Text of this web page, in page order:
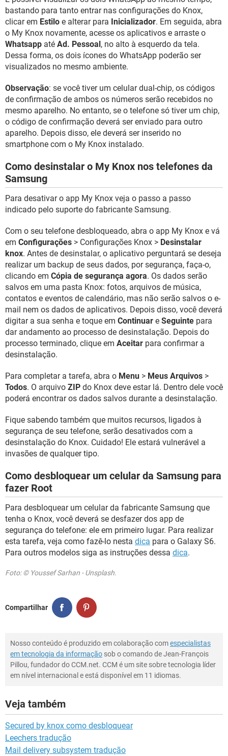
bastando para tanto entrar nas configurações do Knox,
clicar em Estilo e alterar para Inicializador. Em seguida, abra
o My Knox novamente, acesse os aplicativos e arraste o
Whatsapp até Ad. Pessoal , no alto à esquerdo da tela.
Dessa forma, os dois ícones do WhatsApp poderão ser
visualizados no mesmo ambiente.
Observação: se você tiver um celular dual-chip, os códigos
de confirmação de ambos os números serão recebidos no
mesmo aparelho. No entanto, se o telefone só tiver um chip,
o código de confirmação deverá ser enviado para outro
aparelho. Depois disso, ele deverá ser inserido no
smartphone com o My Knox instalado.
Como desinstalar o My Knox nos telefones da
Samsung
Para desativar o app My Knox veja o passo a passo
indicado pelo suporte do fabricante Samsung.
Com o seu telefone desbloqueado, abra o app My Knox e vá
em Configurações > Configurações Knox > Desinstalar
knox. Antes de desinstalar, o aplicativo perguntará se deseja
realizar um backup de seus dados, por segurança, faça-o,
clicando em Cópia de segurança agora. Os dados serão
salvos em uma pasta Knox: fotos, arquivos de música,
contatos e eventos de calendário, mas não serão salvos o e-
mail nem os dados de aplicativos. Depois disso, você deverá
digitar a sua senha e toque em Continuar e Seguinte para
dar andamento ao processo de desinstalação. Depois do
processo terminado, clique em Aceitar para confirmar a
desinstalação.
Para completar a tarefa, abra o Menu > Meus Arquivos >
Todos. O arquivo ZIP do Knox deve estar lá. Dentro dele você
poderá encontrar os dados salvos durante a desinstalação.
Fique sabendo também que muitos recursos, ligados à
segurança de seu telefone, serão desativados com a
desinstalação do Knox. Cuidado! Ele estará vulnerável a
invasões de qualquer tipo.
Como desbloquear um celular da Samsung para
fazer Root
Para desbloquear um celular da fabricante Samsung que
tenha o Knox, você deverá se desfazer dos app de
segurança do telefone: ele em primeiro lugar. Para realizar
esta tarefa, veja como fazê-lo nesta dica para o Galaxy S6.
Para outros modelos siga as instruções dessa dica.
Foto: © Youssef Sarhan - Unsplash.
Compartilhar
Nosso conteúdo é produzido em colaboração comespecialistas
em tecnologia da informação sob o comando de Jean-François
Pillou, fundador do CCM.net. CCM é um site sobre tecnologia líder
em nível internacional e está disponível em 11 idiomas.
Veja também
Secured by knox como desbloquear
Leechers tradução
Mail delivery subsystem tradução